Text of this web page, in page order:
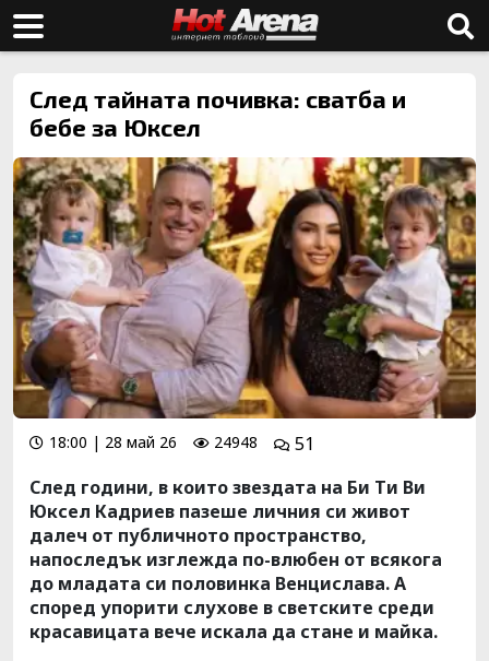
След тайната почивка: сватба и
бебе за Юксел
18:00 | 28 май 26 24948
51
След години, в които звездата на Би Ти Ви
Юксел Кадриев пазеше личния си живот
далеч от публичното пространство,
напоследък изглежда по-влюбен от всякога
до младата си половинка Венцислава. А
според упорити слухове в светските среди
красавицата вече искала да стане и майка.